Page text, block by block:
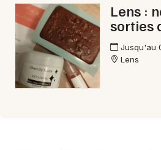
Lens :
sorties
Jusqu'au
Lens